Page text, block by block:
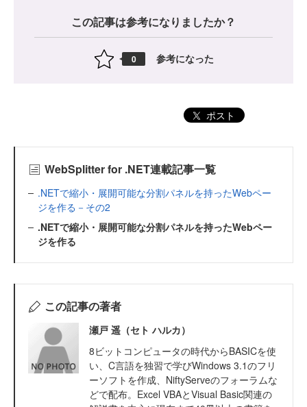
この記事は参考になりましたか？
0 参考になった
ポスト
WebSplitter for .NET連載記事一覧
.NETで縮小・展開可能な分割パネルを持ったWebペー
ジを作る－その2
.NETで縮小・展開可能な分割パネルを持ったWebペー
ジを作る
この記事の著者
瀬戸 遥（セト ハルカ）
8ビットコンピュータの時代からBASICを使
い、C言語を独習で学びWindows 3.1のフリ
ーソフトを作成、NiftyServeのフォーラムな
どで配布。Excel VBAとVisual Basic関連の